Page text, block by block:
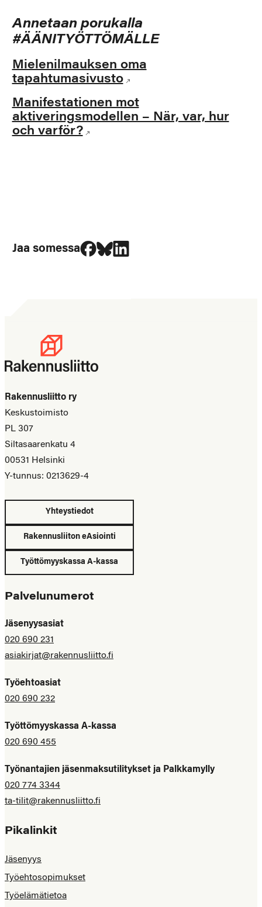
Annetaan porukalla
#ÄÄNITYÖTTÖMÄLLE
Mielenilmauksen oma
tapahtumasivusto
Manifestationen mot
aktiveringsmodellen – När, var, hur
och varför?
Jaa somessa
Jaa Facebookissa
Jaa Blueskyssa
Jaa LinkedIn:ssä
Rakennusliitto ry
Keskustoimisto
PL 307
Siltasaarenkatu 4
00531 Helsinki
Y-tunnus: 0213629-4
Yhteystiedot
Rakennusliiton eAsiointi
Työttömyyskassa A-kassa
Palvelunumerot
Jäsenyysasiat
020 690 231
asiakirjat@rakennusliitto.fi
Työehtoasiat
020 690 232
Työttömyyskassa A-kassa
020 690 455
Työnantajien jäsenmaksutilitykset ja Palkkamylly
020 774 3344
ta-tilit@rakennusliitto.fi
Pikalinkit
Jäsenyys
Työehtosopimukset
Työelämätietoa